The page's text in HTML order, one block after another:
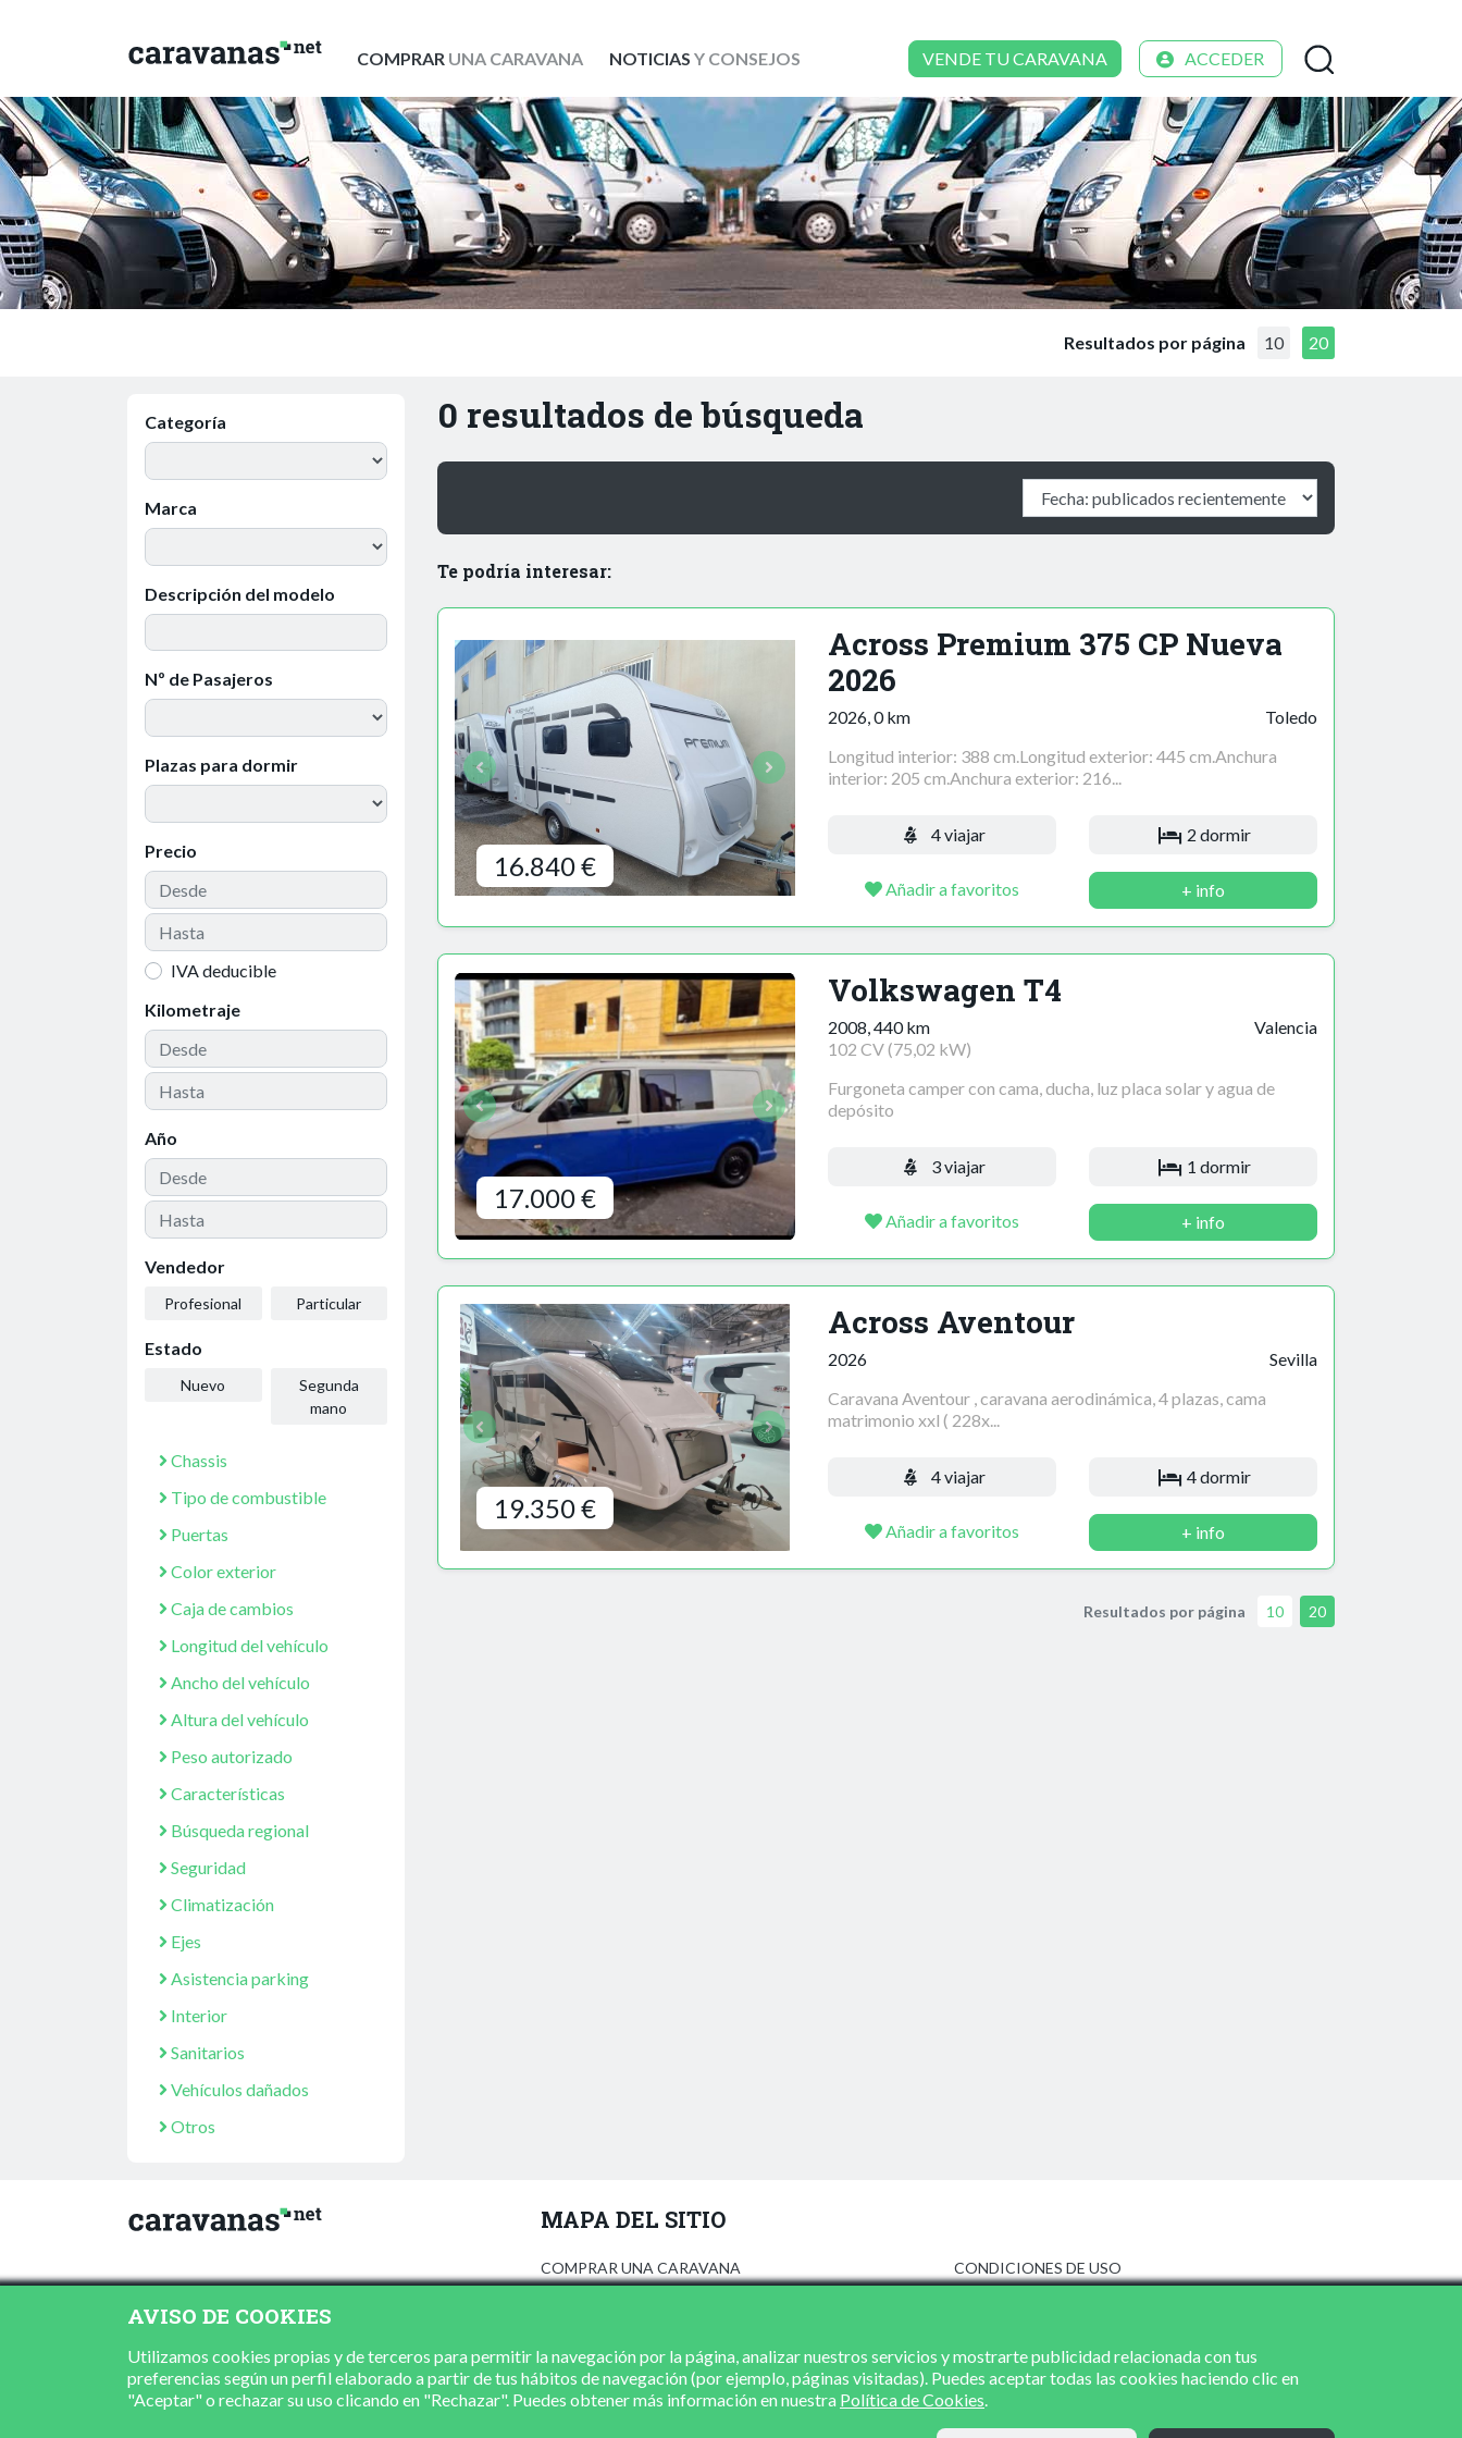
COMPRARUNA CARAVANA NOTICIAS Y CONSEJOS VENDE TU CARAVANA ACCEDER
Resultados por página 10 20
Categoría
Marca
Descripción del modelo
Nº de Pasajeros
Plazas para dormir
Precio
IVA deducible
Kilometraje
Año
Vendedor
Profesional Particular
Estado
Nuevo
Segunda
mano
Chassis
Tipo de combustible
Puertas
Color exterior
Caja de cambios
Longitud del vehículo
Ancho del vehículo
Altura del vehículo
Peso autorizado
Características
Búsqueda regional
Seguridad
Climatización
Ejes
Asistencia parking
Interior
Sanitarios
Vehículos dañados
Otros
0 resultados de búsqueda
Te podría interesar:
16.840 €
Across Premium 375 CP Nueva
2026
2026, 0 km
Toledo
Longitud interior: 388 cm.Longitud exterior: 445 cm.Anchura
interior: 205 cm.Anchura exterior: 216...
4 viajar 2 dormir
Añadir a favoritos + info
17.000 €
Volkswagen T4
2008, 440 km
102 CV (75,02 kW)
Valencia
Furgoneta camper con cama, ducha, luz placa solar y agua de
depósito
3 viajar 1 dormir
Añadir a favoritos + info
19.350 €
Across Aventour
2026
Sevilla
Caravana Aventour , caravana aerodinámica, 4 plazas, cama
matrimonio xxl ( 228x...
4 viajar 4 dormir
Añadir a favoritos + info
Resultados por página 10 20
MAPA DEL SITIO
COMPRAR UNA CARAVANA
CONCESIONARIOS
CONTACTO
CONDICIONES DE USO
POLÍTICA DE COOKIES
AVISO DE COOKIES
Utilizamos cookies propias y de terceros para permitir la navegación por la página, analizar nuestros servicios y mostrarte publicidad relacionada con tus
preferencias según un perfil elaborado a partir de tus hábitos de navegación (por ejemplo, páginas visitadas). Puedes aceptar todas las cookies haciendo clic en
"Aceptar" o rechazar su uso clicando en "Rechazar". Puedes obtener más información en nuestra Política de Cookies.